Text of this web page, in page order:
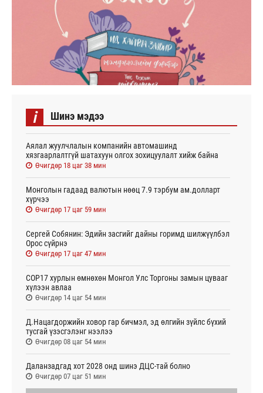
i Шинэ мэдээ
Аялал жуулчлалын компанийн автомашинд
хязгаарлалтгүй шатахуун олгох зохицуулалт хийж байна
Өчигдөр 18 цаг 38 мин
Монголын гадаад валютын нөөц 7.9 тэрбум ам.долларт
хүрчээ
Өчигдөр 17 цаг 59 мин
Сергей Собянин: Эдийн засгийг дайны горимд шилжүүлбэл
Орос сүйрнэ
Өчигдөр 17 цаг 47 мин
COP17 хурлын өмнөхөн Монгол Улс Торгоны замын цувааг
хүлээн авлаа
Өчигдөр 14 цаг 54 мин
Д.Нацагдоржийн ховор гар бичмэл, эд өлгийн зүйлс бүхий
тусгай үзэсгэлэнг нээлээ
Өчигдөр 08 цаг 54 мин
Даланзадгад хот 2028 онд шинэ ДЦС-тай болно
Өчигдөр 07 цаг 51 мин